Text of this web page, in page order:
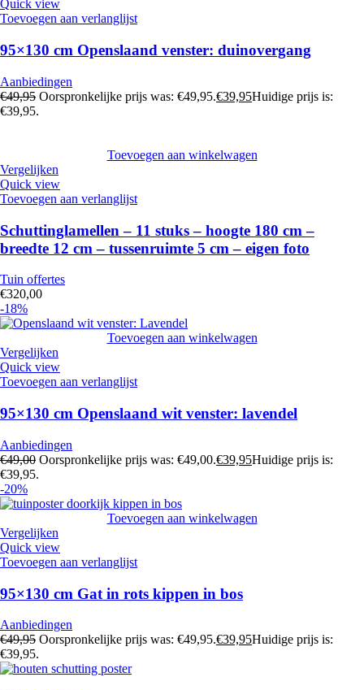
Quick view
Toevoegen aan verlanglijst
95×130 cm Openslaand venster: duinovergang
Aanbiedingen
€49,95 Oorspronkelijke prijs was: €49,95.€39,95Huidige prijs is:
€39,95.
Toevoegen aan winkelwagen
Vergelijken
Quick view
Toevoegen aan verlanglijst
Schuttinglamellen – 11 stuks – hoogte 180 cm –
breedte 12 cm – tussenruimte 5 cm – eigen foto
Tuin offertes
€320,00
-18%
Toevoegen aan winkelwagen
Vergelijken
Quick view
Toevoegen aan verlanglijst
95×130 cm Openslaand wit venster: lavendel
Aanbiedingen
€49,00 Oorspronkelijke prijs was: €49,00.€39,95Huidige prijs is:
€39,95.
-20%
Toevoegen aan winkelwagen
Vergelijken
Quick view
Toevoegen aan verlanglijst
95×130 cm Gat in rots kippen in bos
Aanbiedingen
€49,95 Oorspronkelijke prijs was: €49,95.€39,95Huidige prijs is:
€39,95.